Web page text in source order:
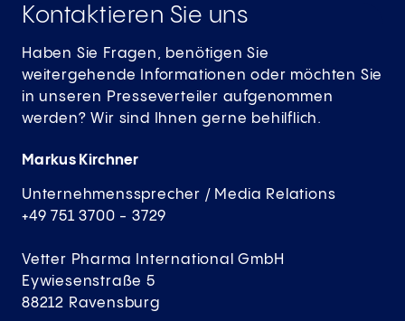
Kontaktieren Sie uns
Haben Sie Fragen, benötigen Sie
weitergehende Informationen oder möchten Sie
in unseren Presseverteiler aufgenommen
werden? Wir sind Ihnen gerne behilflich.
Markus Kirchner
Unternehmenssprecher / Media Relations
+49 751 3700 - 3729
Vetter Pharma International GmbH
Eywiesenstraße 5
88212 Ravensburg